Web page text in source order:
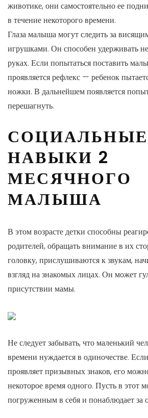
животике, они самостоятельно ее
в течение некоторого времени.
Глаза малыша могут следить за
игрушками. Он способен удерживать
руках. Если попытаться поставить
проявляется рефлекс — ребенок
ножки. В дальнейшем появляется
перешагнуть.
СОЦИАЛЬНЫЕ
НАВЫКИ 2
МЕСЯЧНОГО
МАЛЫША
В этом возрасте детки способны
родителей, обращать внимание в их
головку, прислушиваются к звукам,
взгляд на знакомых лицах. Он может
присутствии мамы.
Не следует забывать, что маленький
времени нуждается в одиночестве.
проявляет призывных знаков, его
некоторое время одного. Пусть в этот
погруженным в себя и понаблюдает